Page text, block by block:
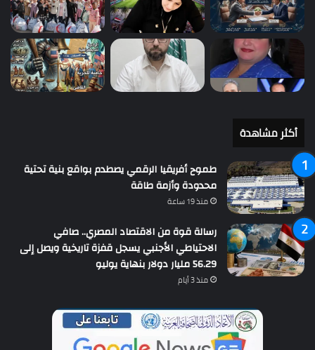
أكثر مشاهدة
طموح أفريقيا الرقمي يصطدم بواقع بنية تحتية
محدودة وأزمة طاقة
منذ 19 ساعة
رسالة قوة من الاقتصاد المصري.. صافي
الاحتياطي الأجنبي يسجل قفزة تاريخية ويصل إلى
56.29 مليار دولار بنهاية يوليو
منذ 3 أيام